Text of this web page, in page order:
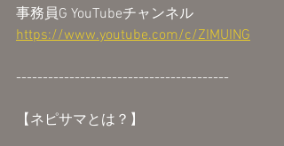
事務員G YouTubeチャンネル
https://www.youtube.com/c/ZIMUING
----------------------------------------
【ネピサマとは？】